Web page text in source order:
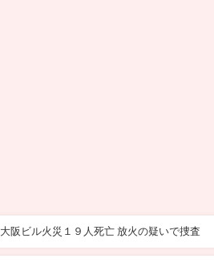
大阪ビル火災１９人死亡 放火の疑いで捜査